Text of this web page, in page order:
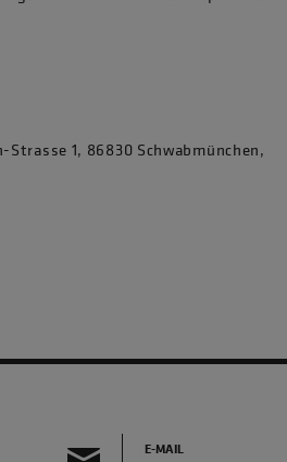
1, 86830 Schwabmünchen,
E-MAIL